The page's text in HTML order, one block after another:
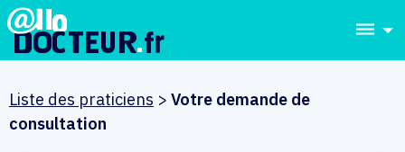
dehaze
Liste des praticiens > Votre demande de
consultation